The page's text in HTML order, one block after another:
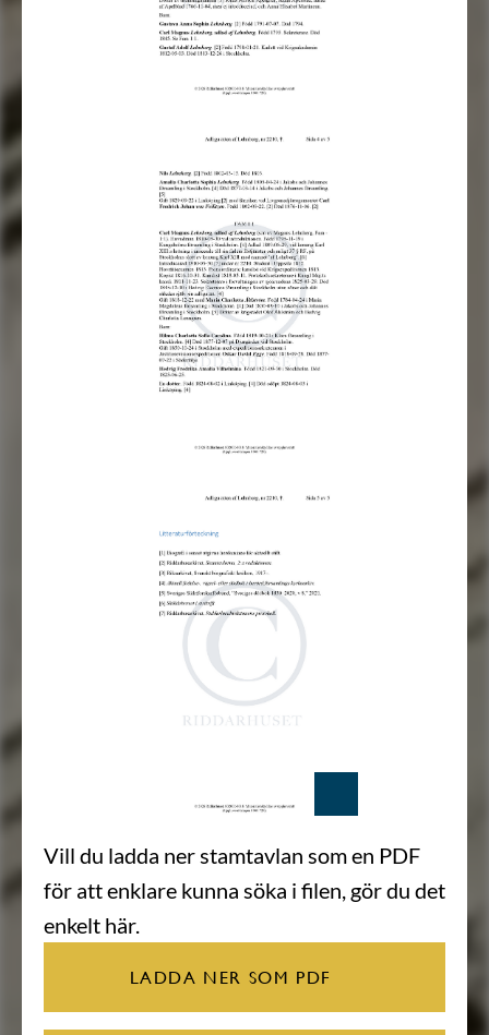
Vill du ladda ner stamtavlan som en PDF
för att enklare kunna söka i filen, gör du det
enkelt här.
LADDA NER SOM PDF